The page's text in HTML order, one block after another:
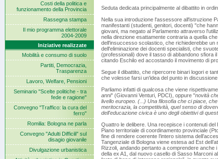
Costi della politica e
funzionamento della Provincia
Rassegna stampa
Il mio programma elettorale
2004-2009
Iniziative realizzate
Mobilità e consumo di suolo
Partiti, Democrazia,
Trasparenza
Lavoro, Welfare, Pensioni
Seminario "Scelte politiche - tra
fede e ragione"
Convegno "Traffico: la cura del
ferro"
Romilia: Bologna ne parla
Convegno "Adulti Difficili" sul
disagio giovanile
Divulgazione urbanistica
Seduta dedicata principalmente al dibattito in
Nella sua introduzione l'assessore all'istruzione
manifestanti (studenti, genitori, docenti) "che
giovani, ma negato al Parlamento attraverso
nella direzione esattamente contraria a quella
dell'insuccesso scolastico, che richiederebbe un
dell'eliminazione dei docenti specialisti, che
(professionali) dove il tasso di abbandono sfiora
citando Eschilo ed accostando il movimento di
Segue il dibattito, che ripercorre binari logori e
che volesse farsi un'idea del punto in
Parliamo infatti di qualcosa che viene
anni" (Giovanni Venturi, PDCI), oppure "novità
livello europeo. (...) Una filosofia che ci piace,
meritocrazia, la competitività, quel senso di
dell'educazione civica è uno degli obiettivi di
Quattro le delibere. Una recepisce i contenuti
Piano territoriale di coordinamento provinciale
fine di rendere coerente l’intero sistema
Tangenziale di Bologna viene estesa ad Est
Rizzoli, andando pertanto a comprendere
della ex A1, dal nuovo casello di Sasso Marconi